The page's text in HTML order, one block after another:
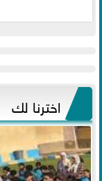
اخترنا لك